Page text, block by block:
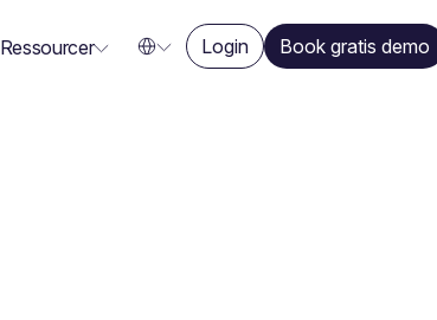
Ressourcer Login Book gratis demo